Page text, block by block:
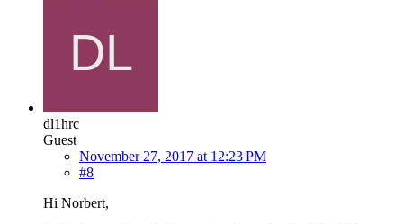
dl1hrc
Guest
November 27, 2017 at 12:23 PM
#8
Hi Norbert,